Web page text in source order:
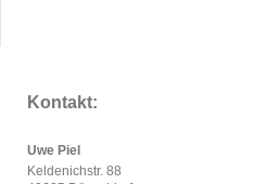
Kontakt:
Uwe Piel
Keldenichstr. 88